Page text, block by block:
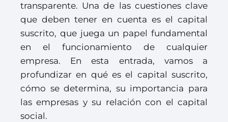
transparente. Una de las cuestiones clave
que deben tener en cuenta es el capital
suscrito, que juega un papel fundamental
en el funcionamiento de cualquier
empresa. En esta entrada, vamos a
profundizar en qué es el capital suscrito,
cómo se determina, su importancia para
las empresas y su relación con el capital
social.